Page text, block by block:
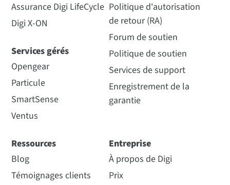
Assurance Digi LifeCycle
Digi X-ON
Services gérés
Opengear
Particule
SmartSense
Ventus
Politique d'autorisation
de retour (RA)
Forum de soutien
Politique de soutien
Services de support
Enregistrement de la
garantie
Ressources
Blog
Témoignages clients
Entreprise
À propos de Digi
Prix